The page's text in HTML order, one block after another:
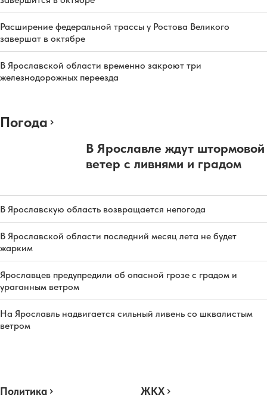
Расширение федеральной трассы у Ростова Великого
завершат в октябре
В Ярославской области временно закроют три
железнодорожных переезда
Погода
В Ярославле ждут штормовой
ветер с ливнями и градом
В Ярославскую область возвращается непогода
В Ярославской области последний месяц лета не будет
жарким
Ярославцев предупредили об опасной грозе с градом и
ураганным ветром
На Ярославль надвигается сильный ливень со шквалистым
ветром
Политика ЖКХ